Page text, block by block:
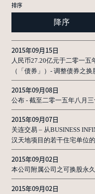
排序
降序
2015年09月15日
人民币27.20亿元于二零一
（「债券」）- 调整债券之换
2015年09月08日
公布 - 截至二零一五年八月
2015年09月07日
关连交易 – 从BUSINESS
汉天地项目的若干住宅单位
2015年09月02日
本公司附属公司之可换股永
2015年09月02日